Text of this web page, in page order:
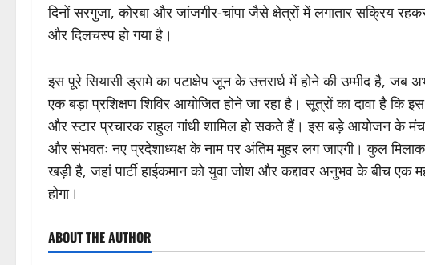
दिनों सरगुजा, कोरबा और जांजगीर-चांपा जैसे क्षेत्रों में लगातार सक्रिय
और दिलचस्प हो गया है।
इस पूरे सियासी ड्रामे का पटाक्षेप जून के उत्तरार्ध में होने की उम्मीद है,
एक बड़ा प्रशिक्षण शिविर आयोजित होने जा रहा है। सूत्रों का दावा है कि
और स्टार प्रचारक राहुल गांधी शामिल हो सकते हैं। इस बड़े आयोजन के
और संभवतः नए प्रदेशाध्यक्ष के नाम पर अंतिम मुहर लग जाएगी। कुल
खड़ी है, जहां पार्टी हाईकमान को युवा जोश और कद्दावर अनुभव के बीच
होगा।
ABOUT THE AUTHOR